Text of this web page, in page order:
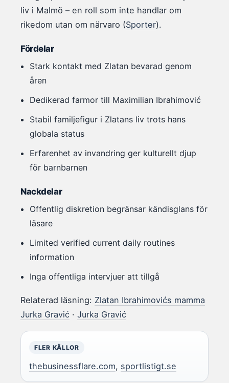
liv i Malmö – en roll som inte handlar om
rikedom utan om närvaro (Sporter).
Fördelar
Stark kontakt med Zlatan bevarad genom
åren
Dedikerad farmor till Maximilian Ibrahimović
Stabil familjefigur i Zlatans liv trots hans
globala status
Erfarenhet av invandring ger kulturellt djup
för barnbarnen
Nackdelar
Offentlig diskretion begränsar kändisglans för
läsare
Limited verified current daily routines
information
Inga offentliga intervjuer att tillgå
Relaterad läsning: Zlatan Ibrahimovićs mamma
Jurka Gravić · Jurka Gravić
FLER KÄLLOR
thebusinessflare.com, sportlistigt.se